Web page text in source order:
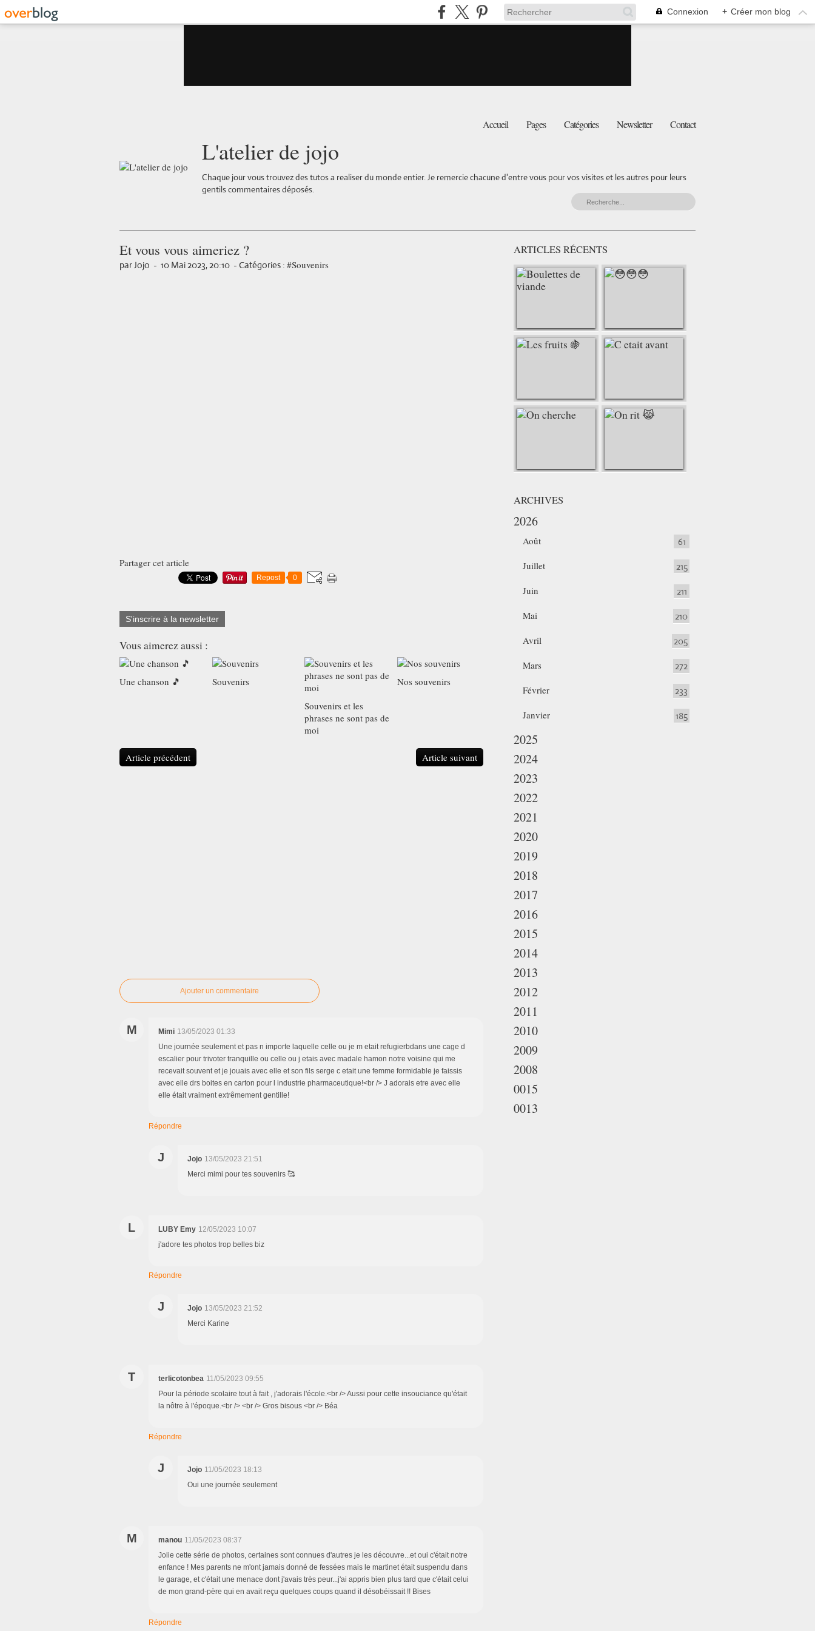
Connexion + Créer mon blog
Accueil Pages Catégories Newsletter Contact
L'atelier de jojo
Chaque jour vous trouvez des tutos a realiser du monde entier. Je remercie chacune d'entre vous pour vos visites et les autres pour leurs
gentils commentaires déposés.
Et vous vous aimeriez ?
par Jojo - 10 Mai 2023, 20:10 - Catégories : #Souvenirs
Partager cet article
Repost 0
S'inscrire à la newsletter
Vous aimerez aussi :
Une chanson 🎵
Souvenirs
Souvenirs et les
phrases ne sont pas de
moi
Nos souvenirs
Article précédent Article suivant
Ajouter un commentaire
M Mimi 13/05/2023 01:33
Une journée seulement et pas n importe laquelle celle ou je m etait refugierbdans une cage d
escalier pour trivoter tranquille ou celle ou j etais avec madale hamon notre voisine qui me
recevait souvent et je jouais avec elle et son fils serge c etait une femme formidable je faissis
avec elle drs boites en carton pour l industrie pharmaceutique!<br /> J adorais etre avec elle
elle était vraiment extrêmement gentille!
Répondre
J Jojo 13/05/2023 21:51
Merci mimi pour tes souvenirs 🥰
L LUBY Emy 12/05/2023 10:07
j'adore tes photos trop belles biz
Répondre
J Jojo 13/05/2023 21:52
Merci Karine
T terlicotonbea 11/05/2023 09:55
Pour la période scolaire tout à fait , j'adorais l'école.<br /> Aussi pour cette insouciance qu'était
la nôtre à l'époque.<br /> <br /> Gros bisous <br /> Béa
Répondre
J Jojo 11/05/2023 18:13
Oui une journée seulement
M manou 11/05/2023 08:37
Jolie cette série de photos, certaines sont connues d'autres je les découvre...et oui c'était notre
enfance ! Mes parents ne m'ont jamais donné de fessées mais le martinet était suspendu dans
le garage, et c'était une menace dont j'avais très peur...j'ai appris bien plus tard que c'était celui
de mon grand-père qui en avait reçu quelques coups quand il désobéissait !! Bises
Répondre
ARTICLES RÉCENTS
ARCHIVES
2026
Août 61
Juillet 215
Juin 211
Mai 210
Avril 205
Mars 272
Février 233
Janvier 185
2025
2024
2023
2022
2021
2020
2019
2018
2017
2016
2015
2014
2013
2012
2011
2010
2009
2008
0015
0013